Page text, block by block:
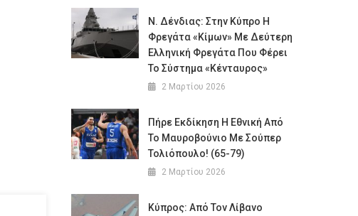
Ν. Δένδιας: Στην Κύπρο Η
Φρεγάτα «Κίμων» Με Δεύτερη
Ελληνική Φρεγάτα Που Φέρει
Το Σύστημα «Κένταυρος»
2 Μαρτίου 2026
Πήρε Εκδίκηση Η Εθνική Από
Το Μαυροβούνιο Με Σούπερ
Τολιόπουλο! (65-79)
2 Μαρτίου 2026
Κύπρος: Από Τον Λίβανο